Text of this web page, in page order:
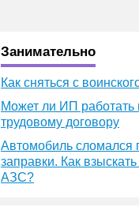
Занимательно
Как сняться с
Может ли ИП работать
трудовому договору
Автомобиль сломался
заправки. Как
АЗС?